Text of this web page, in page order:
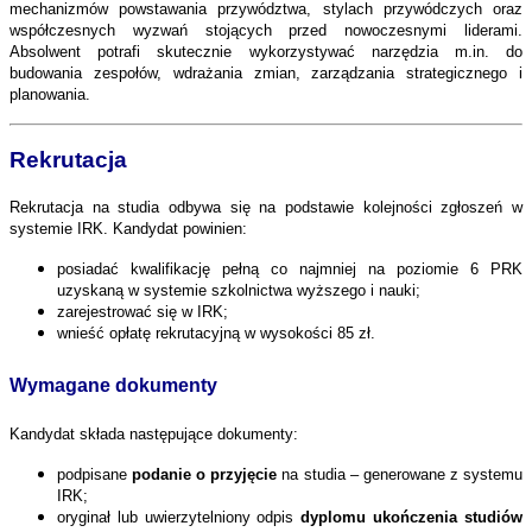
mechanizmów powstawania przywództwa, stylach przywódczych oraz
współczesnych wyzwań stojących przed nowoczesnymi liderami.
Absolwent potrafi skutecznie wykorzystywać narzędzia m.in. do
budowania zespołów, wdrażania zmian, zarządzania strategicznego i
planowania.
Rekrutacja
Rekrutacja na studia odbywa się na podstawie kolejności zgłoszeń w
systemie IRK. Kandydat powinien:
posiadać kwalifikację pełną co najmniej na poziomie 6 PRK
uzyskaną w systemie szkolnictwa wyższego i nauki;
zarejestrować się w IRK;
wnieść opłatę rekrutacyjną w wysokości 85 zł.
Wymagane dokumenty
Kandydat składa następujące dokumenty:
podpisanepodanie o przyjęcie na studia – generowane z systemu
IRK;
oryginał lub uwierzytelniony odpisdyplomu ukończenia studiów